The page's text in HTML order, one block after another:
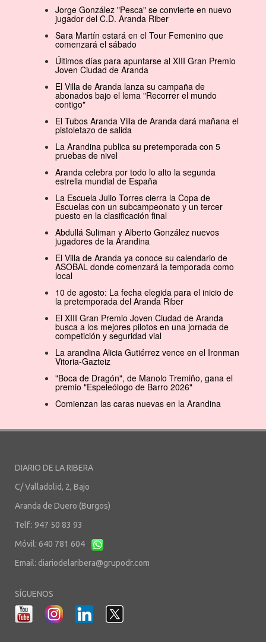
Jorge González "Pesca" se convierte en nuevo
jugador del C.D. Aranda Riber
Sara Martín estará en el Tour Femenino que
comenzará el sábado
Últimos días para apuntarse al XIII Gran Premio
Joven Ciudad de Aranda
El Villa de Aranda lanza su campaña de
abonados bajo el lema "Recorrer el mundo
contigo"
El Tubos Aranda Villa de Aranda dará mañana el
pistoletazo de salida
La Arandina publica su pretemporada con 5
pruebas de nivel
Aranda celebra por todo lo alto la segunda
estrella mundial de España
La Escuela Julio Torres cierra la Copa de
Escuelas con un subcampeonato y un tercer
puesto en la clasificación final
Abdullá Suliman y Alberto González nuevos
jugadores de la Arandina
El Villa de Aranda ya conoce su calendario de
ASOBAL donde comenzará la temporada como
local
10 de agosto: La fecha elegida para el inicio de
la pretemporada del Aranda Riber
El XIII Gran Premio Joven Ciudad de Aranda
busca a los mejores pilotos en una jornada de
competición y seguridad vial
La arandina Alicia Gutiérrez vence en el Ironman
Vitoria-Gazteiz
"Boca de Dragón", de Manolo Tremiño, gana el
premio "Espeleólogo de Barro 2026"
Comienzan las caras nuevas en la Arandina
DIARIO DE LA RIBERA
C/ Valladolid, 2, Bajo
Aranda de Duero (Burgos)
Telf.: 947 50 83 93
Móvil: 640 781 604
Email: diariodelaribera@grupodr.com
SÍGUENOS